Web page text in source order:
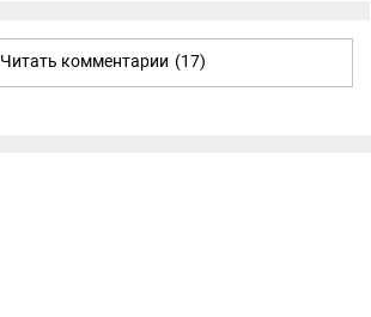
Читать комментарии (17)